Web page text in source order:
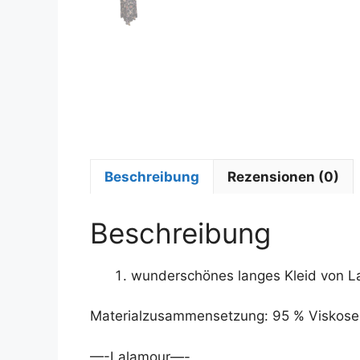
Beschreibung Rezensionen (0)
Beschreibung
wunderschönes langes Kleid von
Materialzusammensetzung: 95 %
—-Lalamour—-